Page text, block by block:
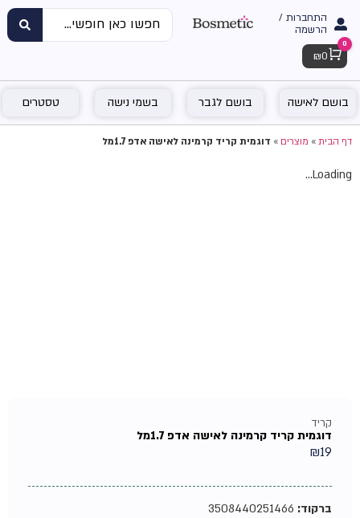
התחברות /
הרשמה
Cart
0
₪ 0
בושם לאישה בושם לגבר בשמי נישה טסטרים
דף הבית»מוצרים»דוגמית קריד קרמינה לאישה אדפ 1.7מל
Loading...
קריד
דוגמית קריד קרמינה לאישה אדפ 1.7מל
₪19
ברקוד:3508440251466